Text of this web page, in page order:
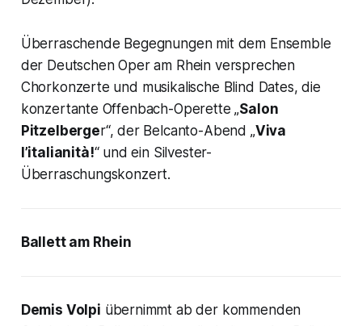
Überraschende Begegnungen mit dem Ensemble
der Deutschen Oper am Rhein versprechen
Chorkonzerte und musikalische Blind Dates, die
konzertante Offenbach-Operette „Salon
Pitzelberger“, der Belcanto-Abend „Viva
l’italianità!“ und ein Silvester-
Überraschungskonzert.
Ballett am Rhein
Demis Volpi übernimmt ab der kommenden